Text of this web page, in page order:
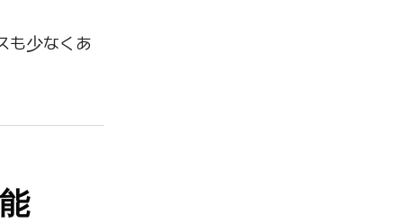
も少なくあ